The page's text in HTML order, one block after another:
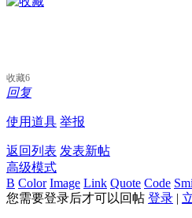
收藏6
回复
使用道具 举报
返回列表 发表新帖
高级模式
B Color Image Link Quote Code
您需要登录后才可以回帖 登录 |